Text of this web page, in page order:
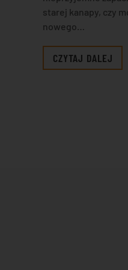
starej kanapy, czy
nowego…
CZYTAJ DALEJ